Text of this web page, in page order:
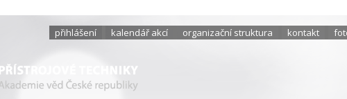
přihlášení kalendář akcí organizační struktura kontakt